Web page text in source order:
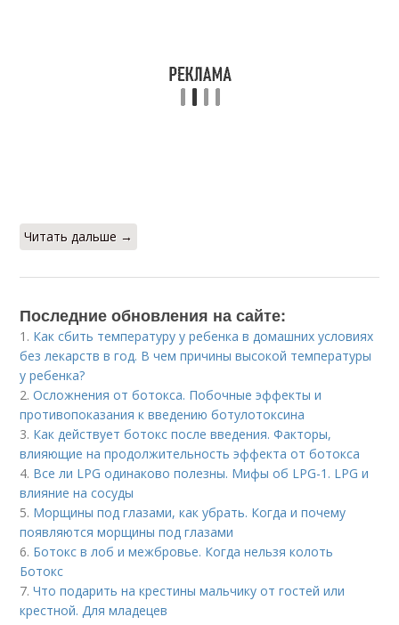
Читать дальше →
Последние обновления на сайте:
1. Как сбить температуру у ребенка в домашних условиях
без лекарств в год. В чем причины высокой температуры
у ребенка?
2.Осложнения от ботокса. Побочные эффекты и
противопоказания к введению ботулотоксина
3. Как действует ботокс после введения. Факторы,
влияющие на продолжительность эффекта от ботокса
4. Все ли LPG одинаково полезны. Мифы об LPG-1. LPG и
влияние на сосуды
5. Морщины под глазами, как убрать. Когда и почему
появляются морщины под глазами
6. Ботокс в лоб и межбровье. Когда нельзя колоть
Ботокс
7.Что подарить на крестины мальчику от гостей или
крестной. Для младецев